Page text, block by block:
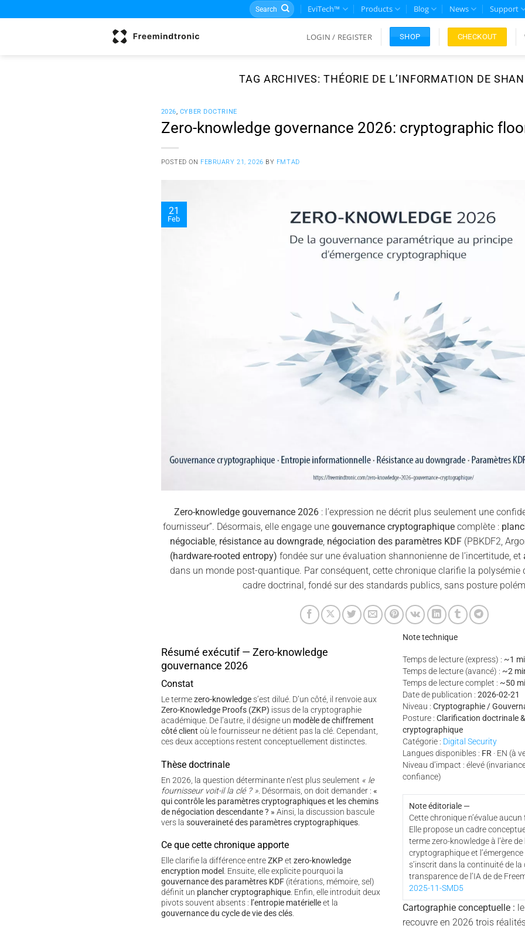
to
Search
for:
EviTech™ Products Blog News Support
LOGIN / REGISTER SHOP CHECKOUT
TAG ARCHIVES: THÉORIE DE L’INFORMATION DE
2026, CYBER DOCTRINE
Zero-knowledge governance 2026: cryptographic
POSTED ON FEBRUARY 21, 2026 BY FMTAD
21
Feb
Zero-knowledge gouvernance 2026 : l’expression ne décrit plus seulement une
fournisseur”. Désormais, elle engage une gouvernance cryptographiquecomplète :
négociable, résistance au downgrade, négociation des paramètres KDF(PBKDF2,
(hardware-rooted entropy) fondée sur une évaluation shannonienne de l’incertitude, et
dans un monde post-quantique. Par conséquent, cette chronique clarifie la polysémie
cadre doctrinal, fondé sur des standards publics, sans posture
Résumé exécutif — Zero-knowledge
gouvernance 2026
Constat
Le termezero-knowledges’est dilué. D’un côté, il renvoie aux
Zero-Knowledge Proofs (ZKP) issus de la cryptographie
académique. De l’autre, il désigne un modèle de chiffrement
côté client où le fournisseur ne détient pas la clé. Cependant,
ces deux acceptions restent conceptuellement distinctes.
Thèse doctrinale
En 2026, la question déterminante n’est plus seulement « le
fournisseur voit-il la clé ? ». Désormais, on doit demander : «
qui contrôle les paramètres cryptographiques et les chemins
de négociation descendante ? » Ainsi, la discussion bascule
vers la souveraineté des paramètres cryptographiques.
Ce que cette chronique apporte
Elle clarifie la différence entreZKPet zero-knowledge
encryption model. Ensuite, elle explicite pourquoi la
gouvernance des paramètres KDF(itérations, mémoire, sel)
définit un plancher cryptographique. Enfin, elle introduit deux
pivots souvent absents : l’entropie matérielleet la
gouvernance du cycle de vie des clés.
Note technique
Temps de lecture (express) : ~1
Temps de lecture (avancé) : ~2
Temps de lecture complet : ~50
Date de publication : 2026-02-21
Niveau : Cryptographie /
Posture : Clarification doctrinale
cryptographique
Catégorie : Digital Security
Langues disponibles : FR · EN (à
Niveau d’impact : élevé
confiance)
Note éditoriale —
Cette chronique n’évalue
Elle propose un cadre
terme zero-knowledge à l’ère
cryptographique et
s’inscrit dans la continuité de
transparence de l’IA de de
2025-11-SMD5
Cartographie conceptuelle :
recouvre en 2026 trois